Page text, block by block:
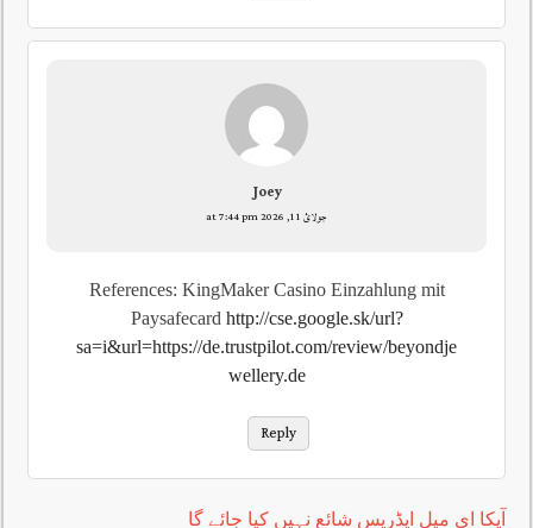
Joey
جولائ 11, 2026 at 7:44 pm
References: KingMaker Casino Einzahlung mit
Paysafecard http://cse.google.sk/url?
sa=i&url=https://de.trustpilot.com/review/beyondje
wellery.de
Reply
آپکا ای میل ایڈریس شائع نہیں کیا جائے گا